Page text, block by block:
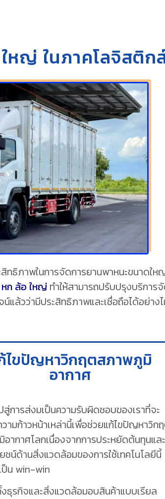
หญ่ ในภาคโลจิสติก
ทธิภาพในการจัดการยานพาหนะขนาดให
หก ล้อ ใหญ่ ทำให้สามารถปรับปรุงบริการ
ล้วว่ามีประสิทธิภาพและเชื่อถือได้อย่าง
ไขปัญหาวิกฤตสภาพภูมิ
อากาศ
สู่การส่งมเป็นความรับผิดชอบของเราที่จะ
ามก้าวหน้าเหล่านี้เพื่อช่วยแก้ไขปัญหาวิก
ากาศโลกเนื่องจากการประหยัดต้นทุนและ
ชน์ด้านสิ่งแวดล้อมของการใช้เทคโนโลยีนี้
ป็น win-win
ธุรกิจและสิ่งแวดล้อมอบสินค้าแบบเรียล